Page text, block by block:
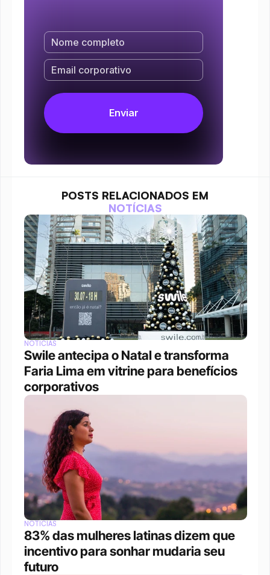
POSTS RELACIONADOS EM
NOTÍCIAS
NOTÍCIAS
Swile antecipa o Natal e transforma
Faria Lima em vitrine para benefícios
corporativos
NOTÍCIAS
83% das mulheres latinas dizem que
incentivo para sonhar mudaria seu
futuro